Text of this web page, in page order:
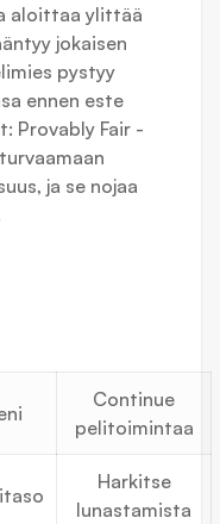
aloittaa ylittää
jokaisen
pystyy
ennen este
Provably Fair -
ja se nojaa
Continue
pelitoimintaa
Harkitse
lunastamista